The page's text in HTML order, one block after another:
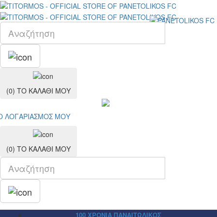
(0) ΤΟ ΚΑΛΑΘΙ ΜΟΥ
ΛΟΓΑΡΙΑΣΜΟΣ ΜΟY
(0) ΤΟ ΚΑΛΑΘΙ ΜΟΥ
100 ΧΡΟΝΙΑ ΠΑΝΑΙΤΩΛΙΚΟΣ